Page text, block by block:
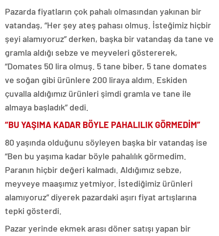
Pazarda fiyatların çok pahalı olmasından yakınan bir
vatandaş, “Her şey ateş pahası olmuş. İsteğimiz hiçbir
şeyi alamıyoruz” derken, başka bir vatandaş da tane ve
gramla aldığı sebze ve meyveleri göstererek,
“Domates 50 lira olmuş. 5 tane biber, 5 tane domates
ve soğan gibi ürünlere 200 liraya aldım. Eskiden
çuvalla aldığımız ürünleri şimdi gramla ve tane ile
almaya başladık” dedi.
“BU YAŞIMA KADAR BÖYLE PAHALILIK GÖRMEDİM”
80 yaşında olduğunu söyleyen başka bir vatandaş ise
“Ben bu yaşıma kadar böyle pahalılık görmedim.
Paranın hiçbir değeri kalmadı. Aldığımız sebze,
meyveye maaşımız yetmiyor. İstediğimiz ürünleri
alamıyoruz” diyerek pazardaki aşırı fiyat artışlarına
tepki gösterdi.
Pazar yerinde ekmek arası döner satışı yapan bir